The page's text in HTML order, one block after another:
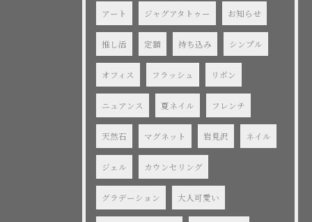
アート ジャグアタトゥー お知らせ
推し活 定額 持ち込み シンプル
オフィス フラッシュ リボン
ニュアンス 夏ネイル フレンチ
天然石 マグネット 岩見沢 ネイル
ジェル カウンセリング
グラデーション 大人可愛い